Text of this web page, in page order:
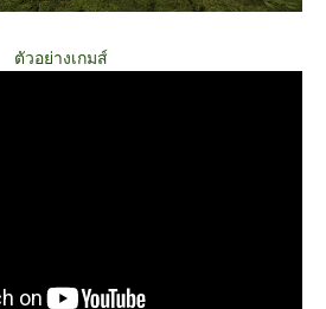
ตัวอย่างเกมส์